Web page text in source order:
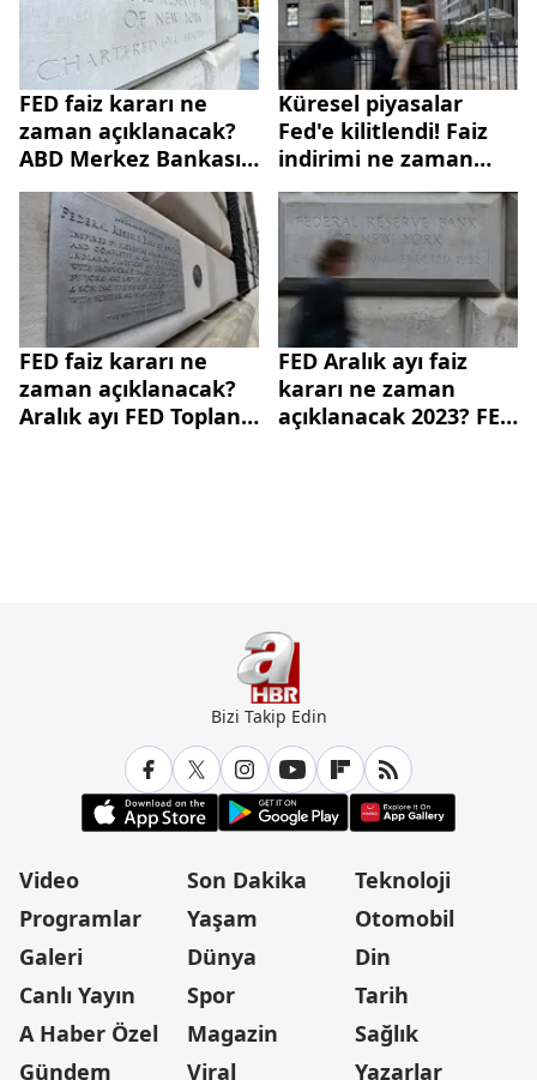
FED faiz kararı ne
zaman açıklanacak?
ABD Merkez Bankası
faiz toplantısı ne
zaman?
Küresel piyasalar
Fed'e kilitlendi! Faiz
indirimi ne zaman
başlayacak?
FED faiz kararı ne
zaman açıklanacak?
Aralık ayı FED Toplantı
FED Aralık ayı faiz
kararı ne zaman
açıklanacak 2023? FED
Bizi Takip Edin
Video
Programlar
Galeri
Canlı Yayın
A Haber Özel
Gündem
Son Dakika
Yaşam
Dünya
Spor
Magazin
Viral
Teknoloji
Otomobil
Din
Tarih
Sağlık
Yazarlar